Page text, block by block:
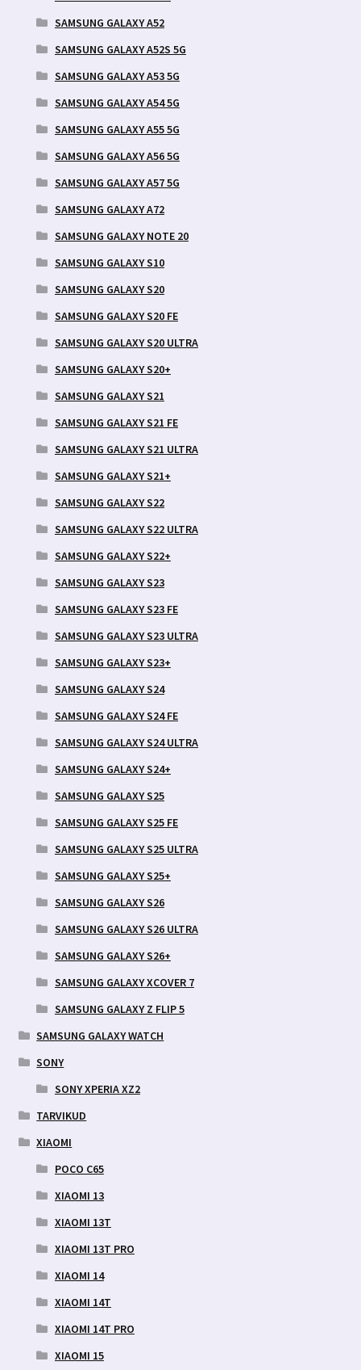
SAMSUNG GALAXY A52
SAMSUNG GALAXY A52S 5G
SAMSUNG GALAXY A53 5G
SAMSUNG GALAXY A54 5G
SAMSUNG GALAXY A55 5G
SAMSUNG GALAXY A56 5G
SAMSUNG GALAXY A57 5G
SAMSUNG GALAXY A72
SAMSUNG GALAXY NOTE 20
SAMSUNG GALAXY S10
SAMSUNG GALAXY S20
SAMSUNG GALAXY S20 FE
SAMSUNG GALAXY S20 ULTRA
SAMSUNG GALAXY S20+
SAMSUNG GALAXY S21
SAMSUNG GALAXY S21 FE
SAMSUNG GALAXY S21 ULTRA
SAMSUNG GALAXY S21+
SAMSUNG GALAXY S22
SAMSUNG GALAXY S22 ULTRA
SAMSUNG GALAXY S22+
SAMSUNG GALAXY S23
SAMSUNG GALAXY S23 FE
SAMSUNG GALAXY S23 ULTRA
SAMSUNG GALAXY S23+
SAMSUNG GALAXY S24
SAMSUNG GALAXY S24 FE
SAMSUNG GALAXY S24 ULTRA
SAMSUNG GALAXY S24+
SAMSUNG GALAXY S25
SAMSUNG GALAXY S25 FE
SAMSUNG GALAXY S25 ULTRA
SAMSUNG GALAXY S25+
SAMSUNG GALAXY S26
SAMSUNG GALAXY S26 ULTRA
SAMSUNG GALAXY S26+
SAMSUNG GALAXY XCOVER 7
SAMSUNG GALAXY Z FLIP 5
SAMSUNG GALAXY WATCH
SONY
SONY XPERIA XZ2
TARVIKUD
XIAOMI
POCO C65
XIAOMI 13
XIAOMI 13T
XIAOMI 13T PRO
XIAOMI 14
XIAOMI 14T
XIAOMI 14T PRO
XIAOMI 15